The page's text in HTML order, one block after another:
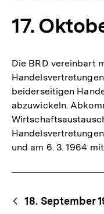
17.
Die BRD vereinbart
beiderseitigen
abzuwickeln.
und am 6. 3. 1964
Content-
Navigation
18. September